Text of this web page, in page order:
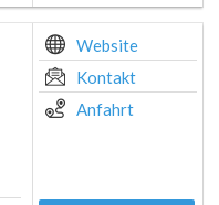
Website
Kontakt
Anfahrt